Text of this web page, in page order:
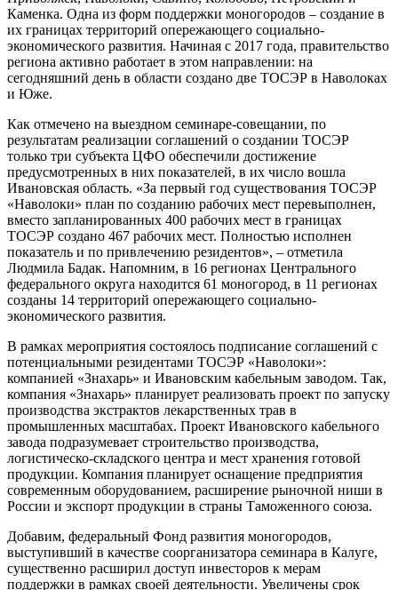
Каменка. Одна из форм поддержки моногородов – создание в
их границах территорий опережающего социально-
экономического развития. Начиная с 2017 года, правительство
региона активно работает в этом направлении: на
сегодняшний день в области создано две ТОСЭР в Наволоках
и Юже.
Как отмечено на выездном семинаре-совещании, по
результатам реализации соглашений о создании ТОСЭР
только три субъекта ЦФО обеспечили достижение
предусмотренных в них показателей, в их число вошла
Ивановская область. «За первый год существования ТОСЭР
«Наволоки» план по созданию рабочих мест перевыполнен,
вместо запланированных 400 рабочих мест в границах
ТОСЭР создано 467 рабочих мест. Полностью исполнен
показатель и по привлечению резидентов», – отметила
Людмила Бадак. Напомним, в 16 регионах Центрального
федерального округа находится 61 моногород, в 11 регионах
созданы 14 территорий опережающего социально-
экономического развития.
В рамках мероприятия состоялось подписание соглашений с
потенциальными резидентами ТОСЭР «Наволоки»:
компанией «Знахарь» и Ивановским кабельным заводом. Так,
компания «Знахарь» планирует реализовать проект по запуску
производства экстрактов лекарственных трав в
промышленных масштабах. Проект Ивановского кабельного
завода подразумевает строительство производства,
логистическо-складского центра и мест хранения готовой
продукции. Компания планирует оснащение предприятия
современным оборудованием, расширение рыночной ниши в
России и экспорт продукции в страны Таможенного союза.
Добавим, федеральный Фонд развития моногородов,
выступивший в качестве соорганизатора семинара в Калуге,
существенно расширил доступ инвесторов к мерам
поддержки в рамках своей деятельности. Увеличены срок